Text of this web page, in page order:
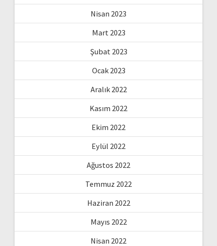
Nisan 2023
Mart 2023
Şubat 2023
Ocak 2023
Aralık 2022
Kasım 2022
Ekim 2022
Eylül 2022
Ağustos 2022
Temmuz 2022
Haziran 2022
Mayıs 2022
Nisan 2022